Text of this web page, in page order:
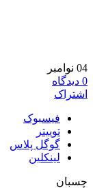
04 نوامبر
0 دیدگاه
اشتراک
فیسبوک
توییتر
گوگل پلاس
لینکلین
چسبان